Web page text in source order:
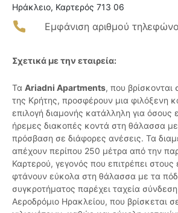
Ηράκλειο, Καρτερός 713 06
Εμφάνιση αριθμού
Σχετικά με την εταιρεία:
Τα Ariadni Apartments, που βρίσκονται
της Κρήτης, προσφέρουν μια φιλόξενη
επιλογή διαμονής κατάλληλη για όσους
ήρεμες διακοπές κοντά στη θάλασσα
πρόσβαση σε διάφορες ανέσεις. Τα
απέχουν περίπου 250 μέτρα από την
Καρτερού, γεγονός που επιτρέπει στους
φτάνουν εύκολα στη θάλασσα με τα
συγκροτήματος παρέχει ταχεία
Αεροδρόμιο Ηρακλείου, που βρίσκεται